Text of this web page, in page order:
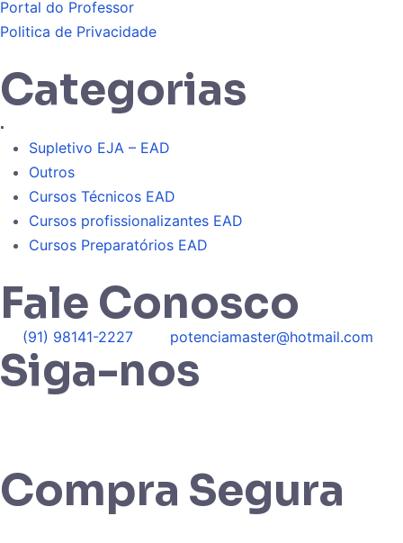
Portal do Professor
Politica de Privacidade
Categorias
.
Supletivo EJA – EAD
Outros
Cursos Técnicos EAD
Cursos profissionalizantes EAD
Cursos Preparatórios EAD
Fale Conosco
(91) 98141-2227 potenciamaster@hotmail.com
Siga-nos
Compra Segura